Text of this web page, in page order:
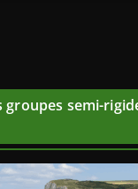
groupes semi-